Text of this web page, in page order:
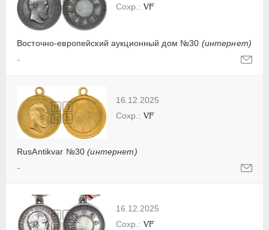
Восточно-европейский аукционный дом №30 (интернет)
VF
-
16.12.2025
RusAntikvar №30(интернет)
VF
-
16.12.2025
VF